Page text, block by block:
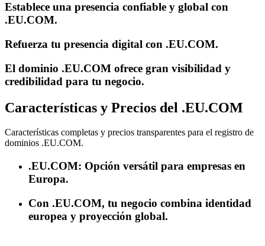
Establece una presencia confiable y global con
.EU.COM.
Refuerza tu presencia digital con .EU.COM.
El dominio .EU.COM ofrece gran visibilidad y
credibilidad para tu negocio.
Características y Precios del .EU.COM
Características completas y precios transparentes para el registro de
dominios .EU.COM.
.EU.COM: Opción versátil para empresas en
Europa.
Con .EU.COM, tu negocio combina identidad
europea y proyección global.